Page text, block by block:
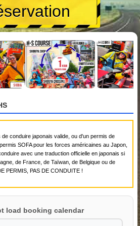
conduire japonais valide, ou d'un permis de
SOFA pour les forces américaines au Japon,
avec une traduction officielle en japonais si
de France, de Taïwan, de Belgique ou de
PERMIS, PAS DE CONDUITE !
load booking calendar